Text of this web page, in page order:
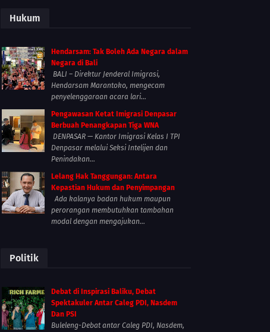
Hukum
Hendarsam: Tak Boleh Ada Negara dalam
Negara di Bali
BALI – Direktur Jenderal Imigrasi,
Hendarsam Marantoko, mengecam
penyelenggaraan acara lari...
Pengawasan Ketat Imigrasi Denpasar
Berbuah Penangkapan Tiga WNA
DENPASAR — Kantor Imigrasi Kelas I TPI
Denpasar melalui Seksi Intelijen dan
Penindakan...
Lelang Hak Tanggungan: Antara
Kepastian Hukum dan Penyimpangan
Ada kalanya badan hukum maupun
perorangan membutuhkan tambahan
modal dengan mengajukan...
Politik
Debat di Inspirasi Baliku, Debat
Spektakuler Antar Caleg PDI, Nasdem
Dan PSI
Buleleng-Debat antar Caleg PDI, Nasdem,